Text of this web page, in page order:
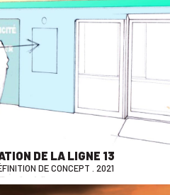
DE LA LIGNE 13
DE CONCEPT . 2021